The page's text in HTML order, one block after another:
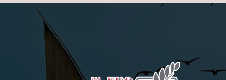
Skip to main content